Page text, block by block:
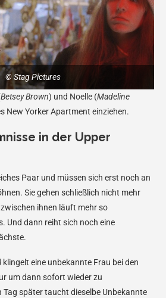
© Stag Pictures
Betsey Brown) und Noelle (Madeline
New Yorker Apartment einziehen.
in der Upper
Paar und müssen sich erst noch an
Sie gehen schließlich nicht mehr
ihnen läuft mehr so
Und dann reiht sich noch eine
eine unbekannte Frau bei den
um dann sofort wieder zu
Tag später taucht dieselbe Unbekannte